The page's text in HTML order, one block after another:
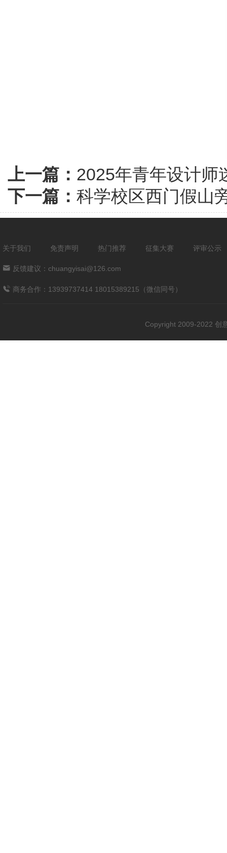
上一篇： 2025年青年设计师
下一篇： 科学校区西门假山
关于我们 免责声明 热门推荐 征集大赛 评审公示
反馈建议：chuangyisai@126.com
商务合作：13939737414 18015389215（微信同号）
Copyright 2009-2022 创